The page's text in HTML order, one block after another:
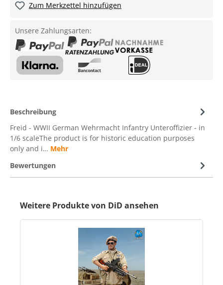
Zum Merkzettel hinzufügen
Unsere Zahlungsarten:
Beschreibung
Freid - WWII German Wehrmacht Infantry Unteroffizier - in
1/6 scaleThe product is for historic education purposes
only and i… Mehr
Bewertungen
Weitere Produkte von DiD ansehen